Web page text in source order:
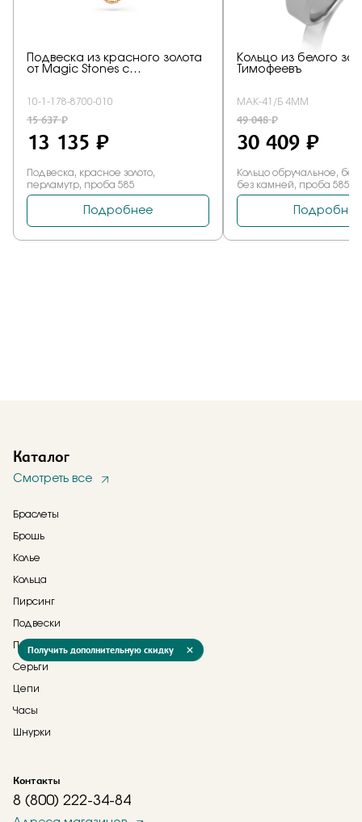
Каталог
Смотреть все
Браслеты
Брошь
Колье
Кольца
Пирсинг
Подвески
Прочее
Серьги
Цепи
Часы
Шнурки
Контакты
8 (800) 222-34-84
Получить дополнительную скидку